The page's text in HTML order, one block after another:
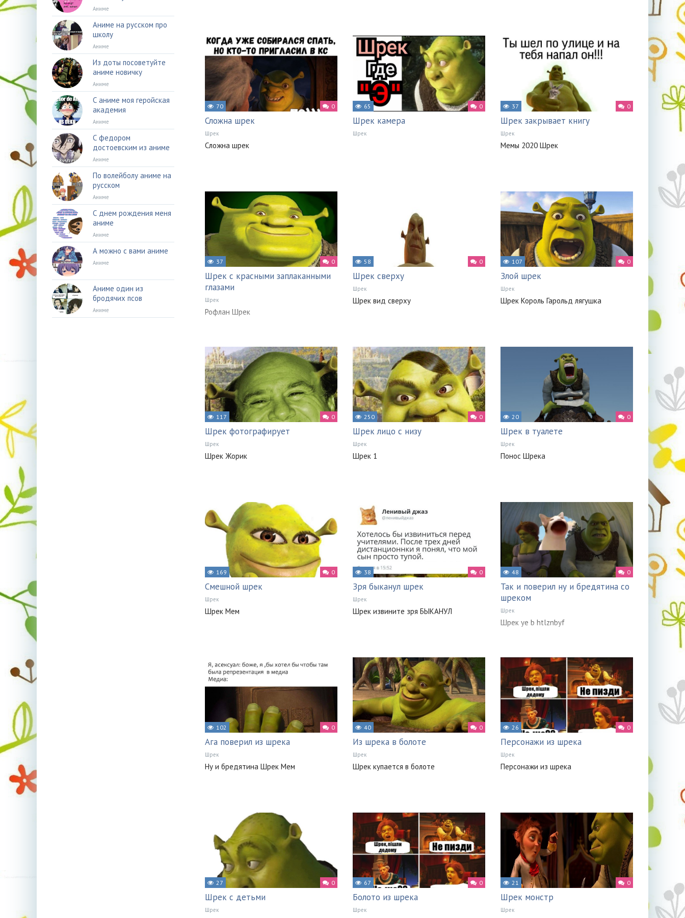
70 0
Сложна шрек
Шрек
Сложна шрек
65 0
Шрек камера
Шрек
37 0
Шрек закрывает книгу
Шрек
Мемы 2020 Шрек
37 0
Шрек с красными заплаканными
глазами
Шрек
Рофлан Шрек
58 0
Шрек сверху
Шрек
Шрек вид сверху
107 0
Злой шрек
Шрек
Шрек Король Гарольд лягушка
117 0
Шрек фотографирует
Шрек
Шрек Жорик
250 0
Шрек лицо с низу
Шрек
Шрек 1
20 0
Шрек в туалете
Шрек
Понос Шрека
169 0
Смешной шрек
Шрек
Шрек Мем
38 0
Зря быканул шрек
Шрек
Шрек извините зря БЫКАНУЛ
48 0
Так и поверил ну и бредятина со
шреком
Шрек
Шрек ye b htlznbyf
102 0
Ага поверил из шрека
Шрек
Ну и бредятина Шрек Мем
40 0
Из шрека в болоте
Шрек
Шрек купается в болоте
26 0
Персонажи из шрека
Шрек
Персонажи из шрека
27 0
Шрек с детьми
Шрек
67 0
Болото из шрека
Шрек
21 0
Шрек монстр
Шрек
Аниме
Аниме на русском про
школу
Аниме
Из доты посоветуйте
аниме новичку
Аниме
С аниме моя геройская
академия
Аниме
С федором
достоевским из аниме
Аниме
По волейболу аниме на
русском
Аниме
С днем рождения меня
аниме
Аниме
А можно с вами аниме
Аниме
Аниме один из
бродячих псов
Аниме